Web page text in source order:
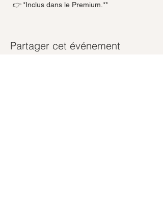
👉 *Inclus dans le Premium.**
Partager cet événement